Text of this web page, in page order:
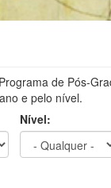
de Pós-
e pelo nível.
Nível: